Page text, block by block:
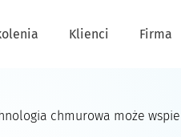
Klienci Firma
chmurowa może